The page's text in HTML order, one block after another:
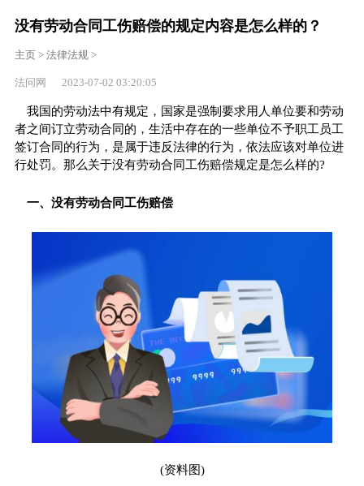
没有劳动合同工伤赔偿的规定内容是怎么样的？
主页> 法律法规>
法问网 2023-07-02 03:20:05
我国的劳动法中有规定，国家是强制要求用人单位要和劳动
者之间订立劳动合同的，生活中存在的一些单位不予职工员工
签订合同的行为，是属于违反法律的行为，依法应该对单位进
行处罚。那么关于没有劳动合同工伤赔偿规定是怎么样的?
一、没有劳动合同工伤赔偿
(资料图)